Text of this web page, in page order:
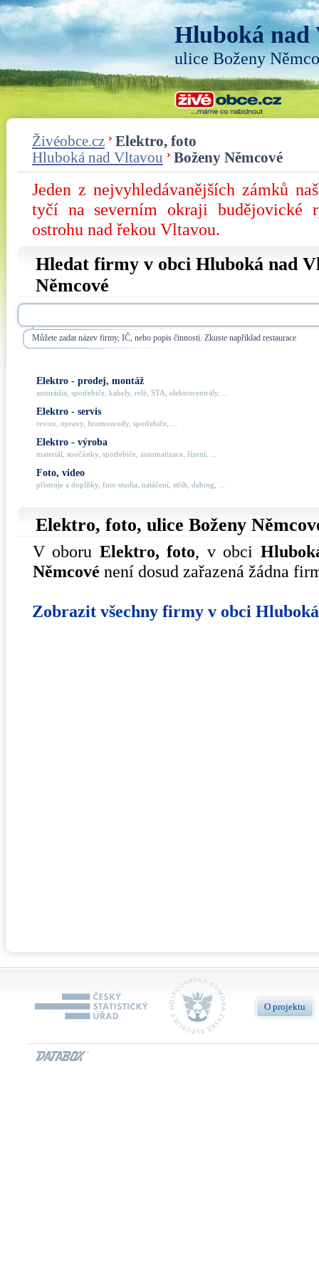
Hluboká nad
ulice Boženy
Živéobce.cz
Elektro, foto
Hluboká nad Vltavou
Boženy Němcové
Jeden z nejvyhledávanějších zámků
tyčí na severním okraji budějovické
ostrohu nad řekou Vltavou.
Hledat firmy v obci Hluboká nad
Němcové
Můžete zadat název firmy, IČ, nebo popis činnosti. Zkuste například restaurace
Elektro - prodej, montáž
autorádia, spotřebiče, kabely, relé, STA, elektrocentrály, ...
Elektro - servis
revize, opravy, hromosvody, spotřebiče, ...
Elektro - výroba
materiál, součástky, spotřebiče, automatizace, řízení, ...
Foto, video
přístroje a doplňky, foto studia, natáčení, střih, dabing, ...
Elektro, foto, ulice Boženy
V oboru Elektro, foto, v obci
Němcové není dosud zařazená žádna
Zobrazit všechny firmy v obci
O projektu